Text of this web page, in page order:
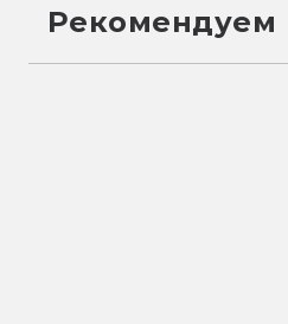
Рекомендуем